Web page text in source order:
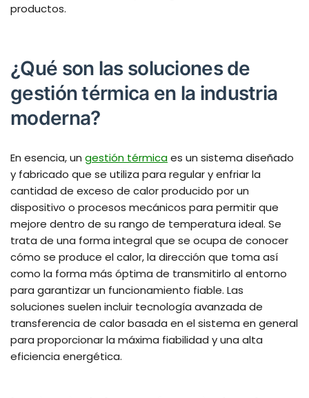
productos.
¿Qué son las soluciones de
gestión térmica en la industria
moderna?
En esencia, un gestión térmicaes un sistema diseñado
y fabricado que se utiliza para regular y enfriar la
cantidad de exceso de calor producido por un
dispositivo o procesos mecánicos para permitir que
mejore dentro de su rango de temperatura ideal. Se
trata de una forma integral que se ocupa de conocer
cómo se produce el calor, la dirección que toma así
como la forma más óptima de transmitirlo al entorno
para garantizar un funcionamiento fiable. Las
soluciones suelen incluir tecnología avanzada de
transferencia de calor basada en el sistema en general
para proporcionar la máxima fiabilidad y una alta
eficiencia energética.